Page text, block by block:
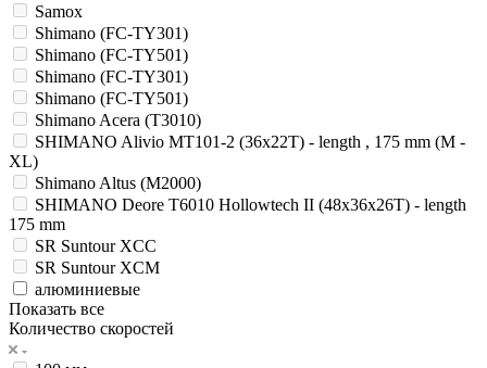
Samox
Shimano (FC-TY301)
Shimano (FC-TY501)
Shimano (FC-TY301)
Shimano (FC-TY501)
Shimano Acera (T3010)
SHIMANO Alivio MT101-2 (36x22T) - length , 175 mm (M -
XL)
Shimano Altus (M2000)
SHIMANO Deore T6010 Hollowtech II (48x36x26T) - length
175 mm
SR Suntour XCC
SR Suntour XCM
алюминиевые
Показать все
Количество скоростей